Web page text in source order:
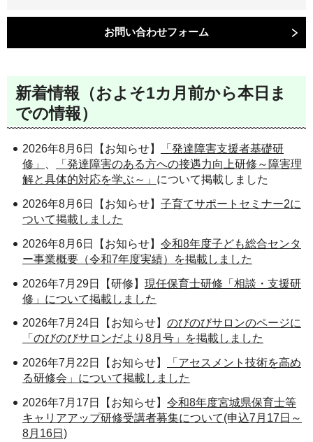
新着情報（およそ1カ月前から本日ま
での情報）
2026年8月6日【お知らせ】
「発達障害支援者基礎研
修」
「発達障害のある方への接遇力向上研修～障害理
解と具体的対応を学ぶ～」 について掲載しました
2026年8月6日【お知らせ】 子育てサポートセミナー2に
ついて掲載しました
2026年8月6日【お知らせ】 令和8年度子ども総合センタ
ー事業概要（令和7年度実績）を掲載しました
2026年7月29日【研修】 現任保育士研修「相談・支援研
修」について掲載しました
2026年7月24日【お知らせ】 のびのびサロンのページに
「のびのびサロンだより8月号」を掲載しました
2026年7月22日【お知らせ】
「アセスメント技術を高め
る研修会」について掲載しました
2026年7月17日【お知らせ】 令和8年度宮城県保育士等
キャリアアップ研修受講者募集について(申込7月17日～
8月16日)